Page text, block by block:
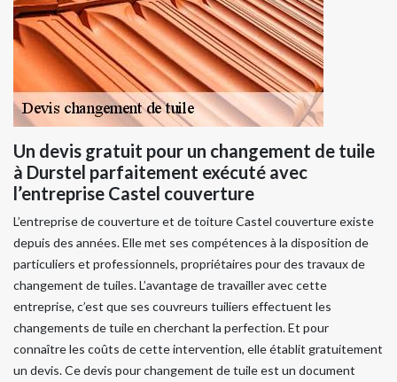
Un devis gratuit pour un changement de tuile
à Durstel parfaitement exécuté avec
l’entreprise Castel couverture
L’entreprise de couverture et de toiture Castel couverture existe
depuis des années. Elle met ses compétences à la disposition de
particuliers et professionnels, propriétaires pour des travaux de
changement de tuiles. L’avantage de travailler avec cette
entreprise, c’est que ses couvreurs tuiliers effectuent les
changements de tuile en cherchant la perfection. Et pour
connaître les coûts de cette intervention, elle établit gratuitement
un devis. Ce devis pour changement de tuile est un document